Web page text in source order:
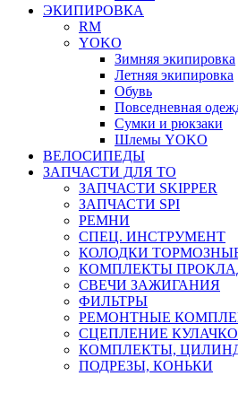
ЭКИПИРОВКА
RM
YOKO
Зимняя экипировка
Летняя экипировка
Обувь
Повседневная
Сумки и рюкзаки
Шлемы YOKO
ВЕЛОСИПЕДЫ
ЗАПЧАСТИ ДЛЯ ТО
ЗАПЧАСТИ SKIPPER
ЗАПЧАСТИ SPI
РЕМНИ
СПЕЦ. ИНСТРУМЕНТ
КОЛОДКИ
КОМПЛЕКТЫ
СВЕЧИ ЗАЖИГАНИЯ
ФИЛЬТРЫ
РЕМОНТНЫЕ
СЦЕПЛЕНИЕ
КОМПЛЕКТЫ,
ПОДРЕЗЫ, КОНЬКИ